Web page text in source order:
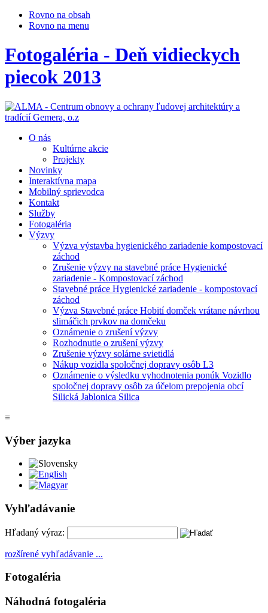
Rovno na obsah
Rovno na menu
Fotogaléria - Deň vidieckych
piecok 2013
O nás
Kultúrne akcie
Projekty
Novinky
Interaktívna mapa
Mobilný sprievodca
Kontakt
Služby
Fotogaléria
Výzvy
Výzva výstavba hygienického zariadenie kompostovací
záchod
Zrušenie výzvy na stavebné práce Hygienické
zariadenie - Kompostovací záchod
Stavebné práce Hygienické zariadenie - kompostovací
záchod
Výzva Stavebné práce Hobití domček vrátane návrhou
slimáčich prvkov na domčeku
Oznámenie o zrušení výzvy
Rozhodnutie o zrušení výzvy
Zrušenie výzvy solárne svietidlá
Nákup vozidla spoločnej dopravy osôb L3
Oznámenie o výsledku vyhodnotenia ponúk Vozidlo
spoločnej dopravy osôb za účelom prepojenia obcí
Silická Jablonica Silica
≡
Výber jazyka
Slovensky
Magyar
Vyhľadávanie
Hľadaný výraz:
rozšírené vyhľadávanie ...
Fotogaléria
Náhodná fotogaléria